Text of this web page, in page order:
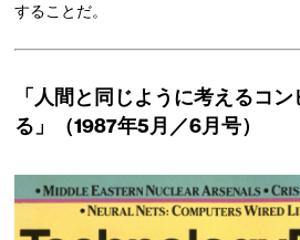
することだ。
「人間と同じように考えるコ
る」（1987年5月／6月号）